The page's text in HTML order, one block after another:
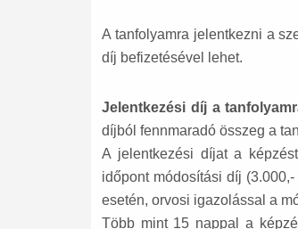
A tanfolyamra jelentkezni a
díj befizetésével lehet.
Jelentkezési díj a
díjból fennmaradó összeg a
A jelentkezési díjat a
időpont módosítási díj
esetén, orvosi igazolással a
Több mint 15 nappal a